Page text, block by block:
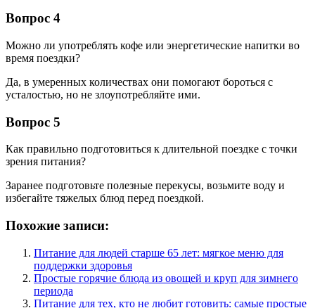
Вопрос 4
Можно ли употреблять кофе или энергетические напитки во
время поездки?
Да, в умеренных количествах они помогают бороться с
усталостью, но не злоупотребляйте ими.
Вопрос 5
Как правильно подготовиться к длительной поездке с точки
зрения питания?
Заранее подготовьте полезные перекусы, возьмите воду и
избегайте тяжелых блюд перед поездкой.
Похожие записи:
Питание для людей старше 65 лет: мягкое меню для
поддержки здоровья
Простые горячие блюда из овощей и круп для зимнего
периода
Питание для тех, кто не любит готовить: самые простые